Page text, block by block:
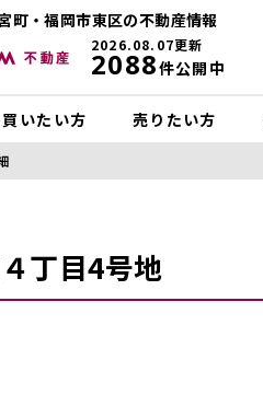
町・福岡市東区の不動産情報
2088件公開中
2026.08.07更新
買いたい方 売りたい方
丁目4号地